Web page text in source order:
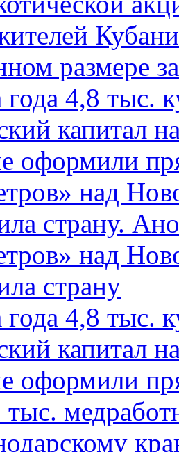
размере
года 4,8 тыс.
капитал
оформили
над
страну.
над
страну
года 4,8 тыс.
капитал
оформили
тыс.